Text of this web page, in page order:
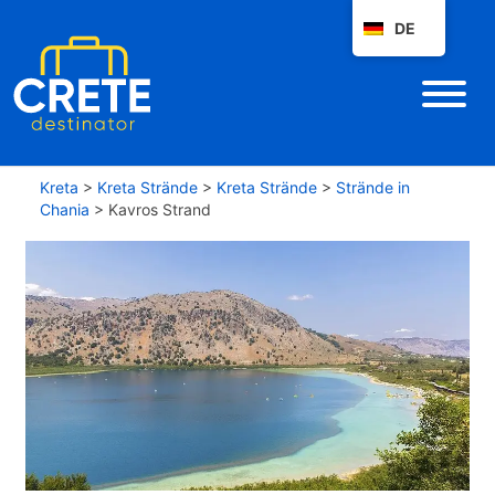
Kreta > Kreta Strände > Kreta Strände > Strände in
Chania > Kavros Strand
DE